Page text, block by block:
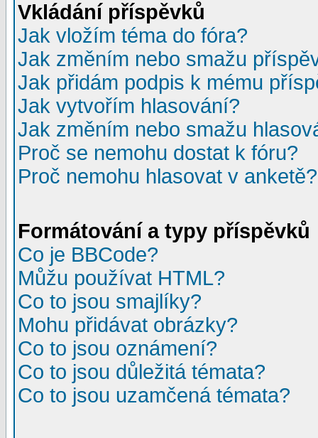
Vkládání příspěvků
Jak vložím téma do fóra?
Jak změním nebo smažu
Jak přidám podpis k mému
Jak vytvořím hlasování?
Jak změním nebo smažu
Proč se nemohu dostat k fóru?
Proč nemohu hlasovat v anketě?
Formátování a typy příspěvků
Co je BBCode?
Můžu používat HTML?
Co to jsou smajlíky?
Mohu přidávat obrázky?
Co to jsou oznámení?
Co to jsou důležitá témata?
Co to jsou uzamčená témata?